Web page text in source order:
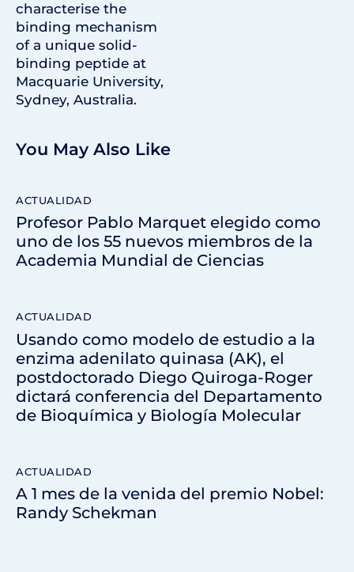
characterise the
binding mechanism
of a unique solid-
binding peptide at
Macquarie University,
Sydney, Australia.
You May Also Like
ACTUALIDAD
Profesor Pablo Marquet elegido como
uno de los 55 nuevos miembros de la
Academia Mundial de Ciencias
ACTUALIDAD
Usando como modelo de estudio a la
enzima adenilato quinasa (AK), el
postdoctorado Diego Quiroga-Roger
dictará conferencia del Departamento
de Bioquímica y Biología Molecular
ACTUALIDAD
A 1 mes de la venida del premio Nobel:
Randy Schekman